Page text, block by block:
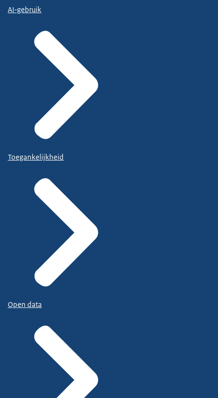
AI-gebruik
Toegankelijkheid
Open data